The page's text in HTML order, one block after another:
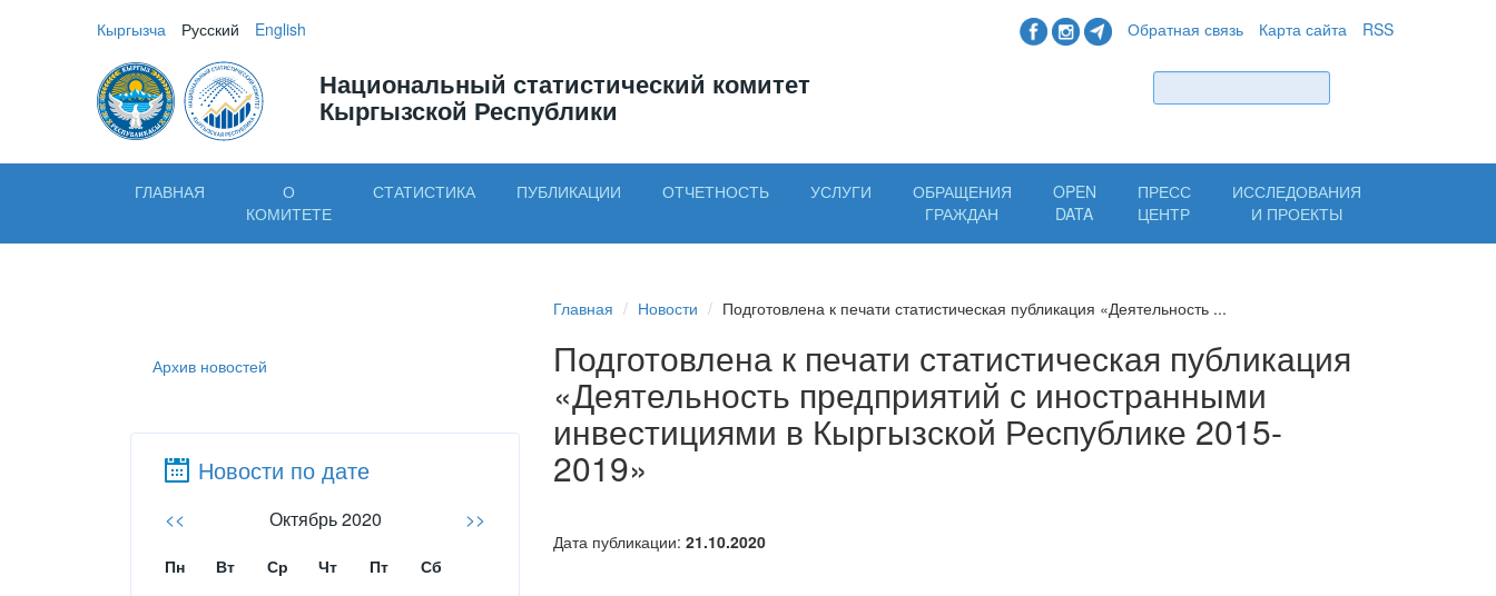
Кыргызча Русский English Обратная связь Карта сайта RSS
Национальный статистический комитет
Кыргызской Республики
ГЛАВНАЯ
О
КОМИТЕТЕ
СТАТИСТИКА ПУБЛИКАЦИИ ОТЧЕТНОСТЬ УСЛУГИ
ОБРАЩЕНИЯ
ГРАЖДАН
OPEN
DATA
ПРЕСС
ЦЕНТР
ИССЛЕДОВАНИЯ
И ПРОЕКТЫ
Архив новостей
Новости по дате
<< Октябрь 2020 >>
Пн Вт Ср Чт Пт
Сб
Главная Новости Подготовлена к печати статистическая публикация «Деятельность ...
Подготовлена к печати статистическая публикация
«Деятельность предприятий с иностранными
инвестициями в Кыргызской Республике 2015-
2019»
Дата публикации: 21.10.2020